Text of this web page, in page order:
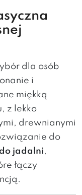
dla osób
i
miękką
z lekko
drewnianymi
do
do jadalni,
łączy